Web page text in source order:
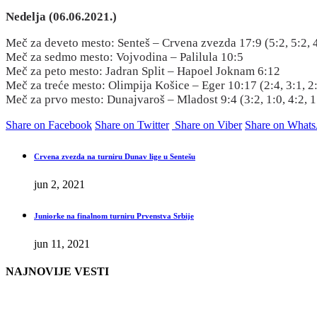
Nedelja (06.06.2021.)
Meč za deveto mesto: Senteš – Crvena zvezda 17:9 (5:2, 5:2,
Meč za sedmo mesto: Vojvodina – Palilula 10:5
Meč za peto mesto: Jadran Split – Hapoel Joknam 6:12
Meč za treće mesto: Olimpija Košice – Eger 10:17 (2:4, 3:1,
Meč za prvo mesto: Dunajvaroš – Mladost 9:4 (3:2, 1:0, 4:2,
Share on Facebook Share on Twitter Share on Viber Share on
Crvena zvezda na turniru Dunav lige u Sentešu
jun 2, 2021
Juniorke na finalnom turniru Prvenstva Srbije
jun 11, 2021
NAJNOVIJE VESTI